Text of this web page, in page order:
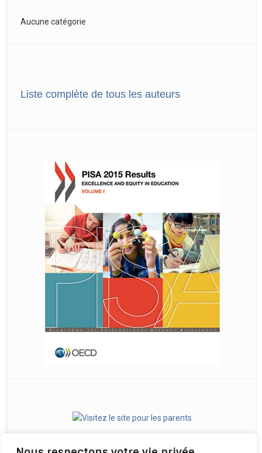
Aucune catégorie
Liste complète de tous les auteurs